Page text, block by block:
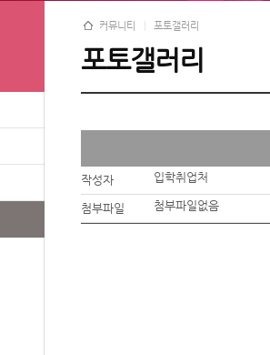
커뮤니티 포토갤러리
포토갤러리
작성자 입학취업처
첨부파일 첨부파일없음